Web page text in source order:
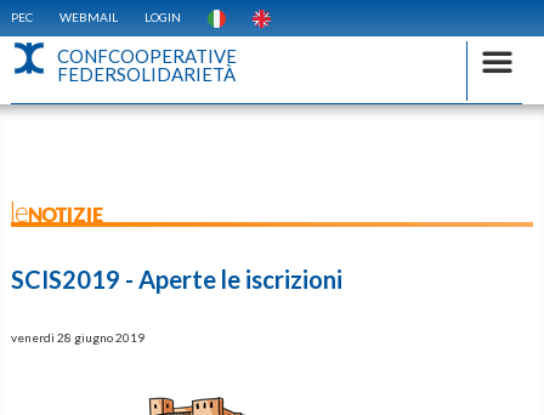
PEC WEBMAIL LOGIN
CONFCOOPERATIVE
FEDERSOLIDARIETÀ
leNOTIZIE
SCIS2019 - Aperte le iscrizioni
venerdì 28 giugno 2019